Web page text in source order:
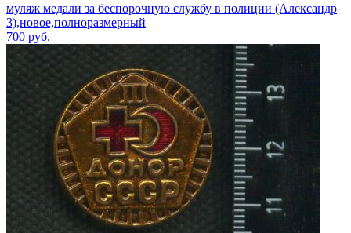
муляж медали за беспорочную службу в полиции (Александр
3),новое,полноразмерный
700 руб.